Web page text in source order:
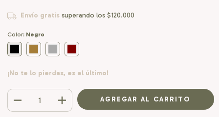
Envío gratis superando los $120.000
Color: Negro
¡No te lo pierdas, es el último!